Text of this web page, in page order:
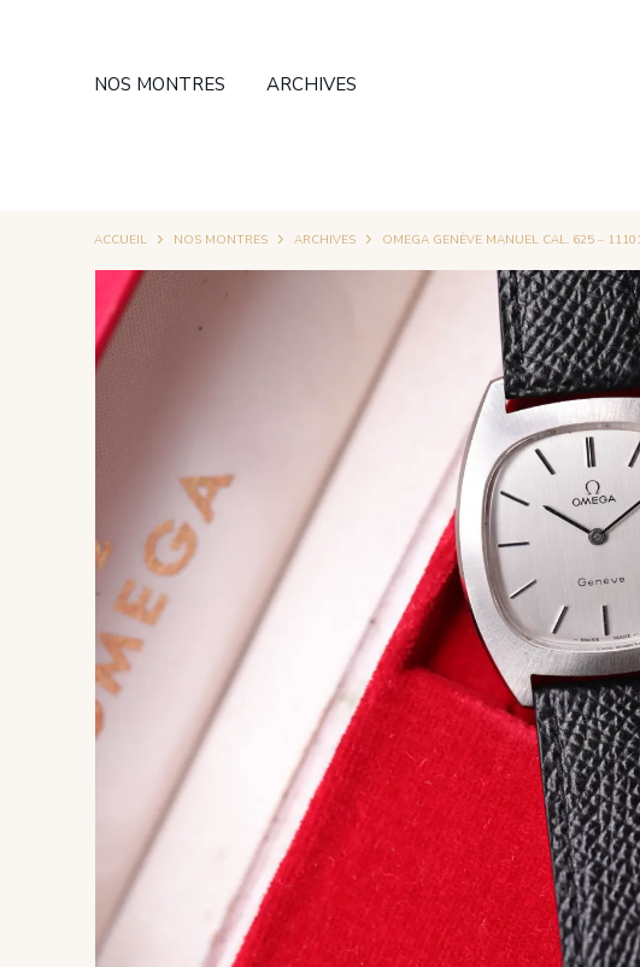
NOS MONTRES ARCHIVES
ACCUEIL NOS MONTRES ARCHIVES OMEGA GENÈVE MANUEL CAL. 625 –